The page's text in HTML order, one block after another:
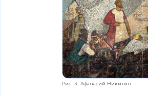
Рис. 3. Афанасий Никитин